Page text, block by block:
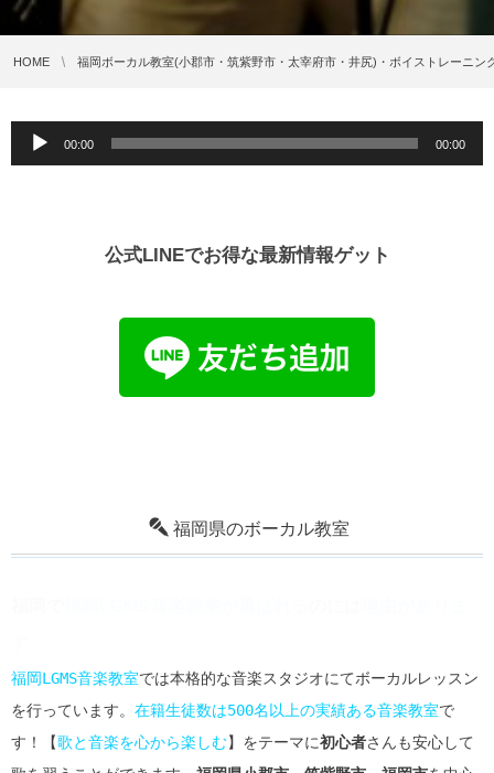
HOME 福岡ボーカル教室(小郡市・筑紫野市・太宰府市・井尻)・ボイストレーニン
00:00 00:00
公式LINEでお得な最新情報ゲット
福岡県のボーカル教室
福岡LGMS音楽教室では本格的な音楽スタジオにてボーカルレッスン
を行っています。 在籍生徒数は500名以上の実績ある音楽教室で
す！【歌と音楽を心から楽しむ】をテーマに初心者さんも安心して